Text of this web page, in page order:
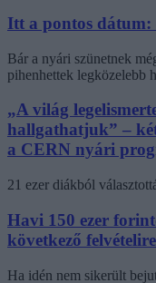
Itt a pontos dátum:
Bár a nyári szünetnek
pihenhettek legközelebb
„A világ
hallgathatjuk” –
a CERN nyári
21 ezer diákból
Havi 150 ezer
következő
Ha idén nem sikerült